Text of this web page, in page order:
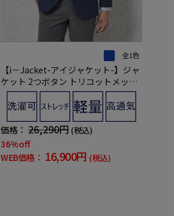
全1色
【i－Jacket-アイジャケット-】ジャ
ケット 2つボタン トリコットメッシ
ュプリント ストレッチニット素材 高
通気 軽量 春夏
価格： 26,290円 (税込)
36%off
WEB価格： 16,900円 (税込)